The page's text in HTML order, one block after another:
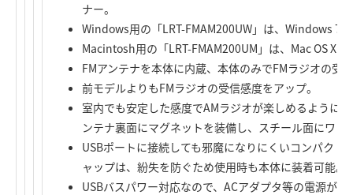
ナー。
Windows用の「LRT-FMAM200UW」は、Windows 7
Macintosh用の「LRT-FMAM200UM」は、Mac OS X
FMアンテナを本体に内蔵、本体のみでFMラジオの受
前モデルよりもFMラジオの受信感度をアップ。
室内でも安定した感度でAMラジオが楽しめるように
ンテナ裏面にマグネットを装備し、スチール面にワン
USBポートに接続しても邪魔になりにくいコンパクト
ャップは、紛失を防ぐため使用時も本体に装着可能。
USBバスパワー対応なので、ACアダプタ等の電源が